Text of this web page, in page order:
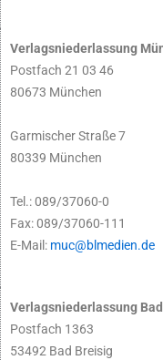
Verlagsniederlassung
Postfach 21 03 46
80673 München
Garmischer Straße 7
80339 München
Tel.: 089/37060-0
Fax: 089/37060-111
E-Mail: muc@blmedien.de
Verlagsniederlassung
Postfach 1363
53492 Bad Breisig